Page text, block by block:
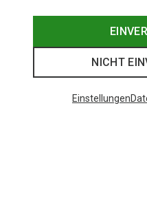
NICHT
Einstellungen